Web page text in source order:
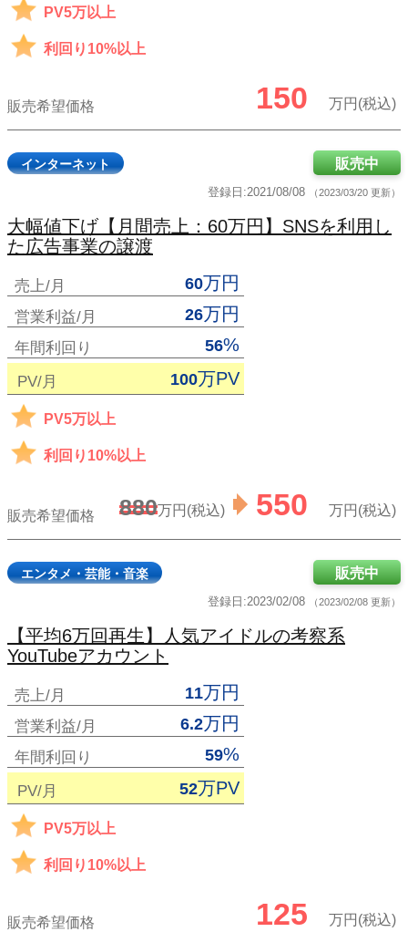
PV5万以上
利回り10%以上
販売希望価格 150 万円(税込)
インターネット
登録日:2021/08/08 （2023/03/20 更新）
販売中
大幅値下げ【月間売上：60万円】SNSを利用し
た広告事業の譲渡
売上/月 60万円
営業利益/月 26万円
年間利回り 56%
PV/月 100万PV
PV5万以上
利回り10%以上
販売希望価格 880万円(税込) 550 万円(税込)
エンタメ・芸能・音楽
登録日:2023/02/08 （2023/02/08 更新）
販売中
【平均6万回再生】人気アイドルの考察系
YouTubeアカウント
売上/月 11万円
営業利益/月 6.2万円
年間利回り 59%
PV/月 52万PV
PV5万以上
利回り10%以上
販売希望価格 125 万円(税込)